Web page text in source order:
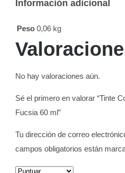
Información adicional
Peso 0,06 kg
No hay valoraciones aún.
Sé el primero en valorar “Tinte
Fucsia 60 ml”
Tu dirección de correo
campos obligatorios están